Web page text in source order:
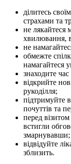
ділитесь
страхами та
не лякайтеся
хвилювання,
не
обмежте
намагайтеся
знаходите
відкрийте
рукоділля;
підтримуйте
почуттів та
перед
встигли
змарнувавши;
відвідуйте
зблизить.